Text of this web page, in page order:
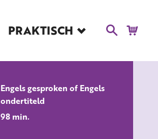
PRAKTISCH
Blog
Educatie
Kaartverkoop en
Tarieven
ALLE FILMS
Engels gesproken of Engels
ondertiteld
98 min.